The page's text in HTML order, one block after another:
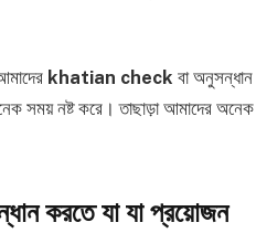
khatian check বা
সময় নষ্ট করে। তাছাড়া আমাদের
করতে যা যা প্রয়োজন